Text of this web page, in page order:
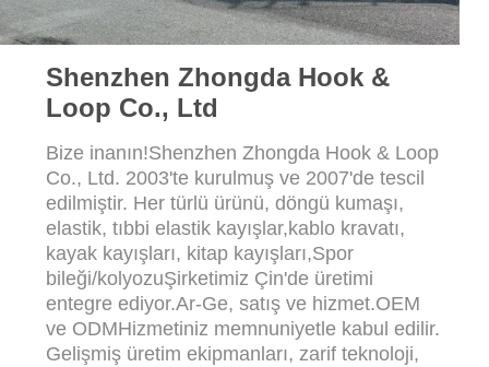
Shenzhen Zhongda Hook &
Loop Co., Ltd
Bize inanın!Shenzhen Zhongda Hook & Loop
Co., Ltd. 2003'te kurulmuş ve 2007'de tescil
edilmiştir. Her türlü ürünü, döngü kumaşı,
elastik, tıbbi elastik kayışlar,kablo kravatı,
kayak kayışları, kitap kayışları,Spor
bileği/kolyozuŞirketimiz Çin'de üretimi
entegre ediyor.Ar-Ge, satış ve hizmet.OEM
ve ODMHizmetiniz memnuniyetle kabul edilir.
Gelişmiş üretim ekipmanları, zarif teknoloji,